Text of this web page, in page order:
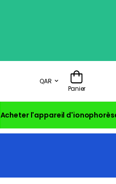
QAR
Panier
Acheter l'appareil